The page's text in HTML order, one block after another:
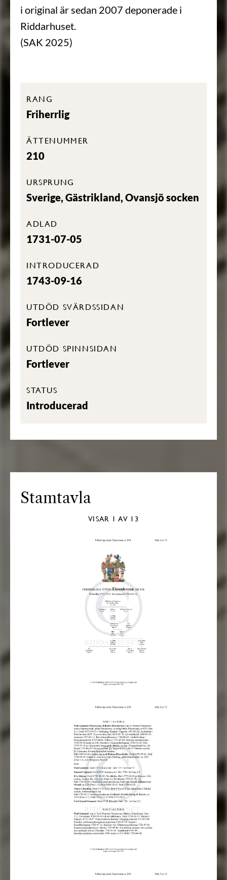
i original är sedan 2007 deponerade i
Riddarhuset.
(SAK 2025)
RANG
Friherrlig
ÄTTENUMMER
210
URSPRUNG
Sverige, Gästrikland, Ovansjö socken
ADLAD
1731-07-05
INTRODUCERAD
1743-09-16
UTDÖD SVÄRDSSIDAN
Fortlever
UTDÖD SPINNSIDAN
Fortlever
STATUS
Introducerad
Stamtavla
VISAR 1 AV 13